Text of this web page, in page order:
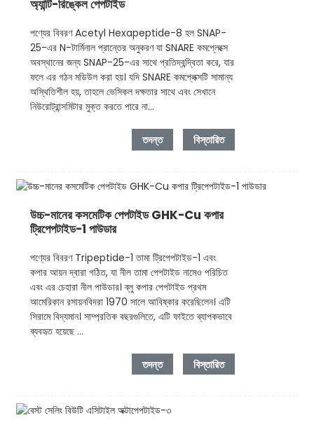
অ্যান্টি-রিঙ্কেল পেপটাইড
পণ্যের বিবরণ Acetyl Hexapeptide-8 হল SNAP-
25-এর N-টার্মিনাল প্রান্তের অনুকরণ যা SNARE কমপ্লেক্সে
অবস্থানের জন্য SNAP-25-এর সাথে প্রতিদ্বন্দ্বিতা করে, যার
ফলে এর গঠন মডিউল করা হয়। যদি SNARE কমপ্লেক্সটি সামান্য
অস্থিতিশীল হয়, তাহলে ভেসিকল দক্ষতার সাথে এবং সেখানে
নিউরোট্রান্সমিটার মুক্ত করতে পারে না...
তদন্ত বিস্তারিত
উচ্চ-মানের কসমেটিক পেপটাইড GHK-Cu কপার
ট্রিপেপটাইড-1 পাউডার
পণ্যের বিবরণ Tripeptide-1 তামা ট্রিপেপটাইড-1 এবং
কপার আয়ন দ্বারা গঠিত, যা নীল তামা পেপটাইড নামেও পরিচিত
এবং এর চেহারা নীল পাউডার। ব্লু কপার পেপটাইড প্রথম
আমেরিকান রসায়নবিদরা 1970 সালে আবিষ্কার করেছিলেন। এটি
সিরামে বিদ্যমান। সাম্প্রতিক বছরগুলিতে, এটি ফাইতে ব্যাপকভাবে
ব্যবহৃত হয়েছে ...
তদন্ত বিস্তারিত